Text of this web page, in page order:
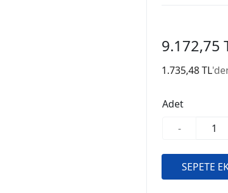
9.172,75
1.735,48 TL
Adet
-